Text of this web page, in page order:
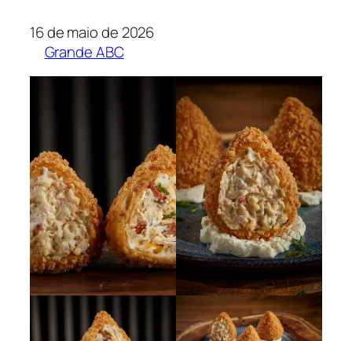
16 de maio de 2026
Grande ABC